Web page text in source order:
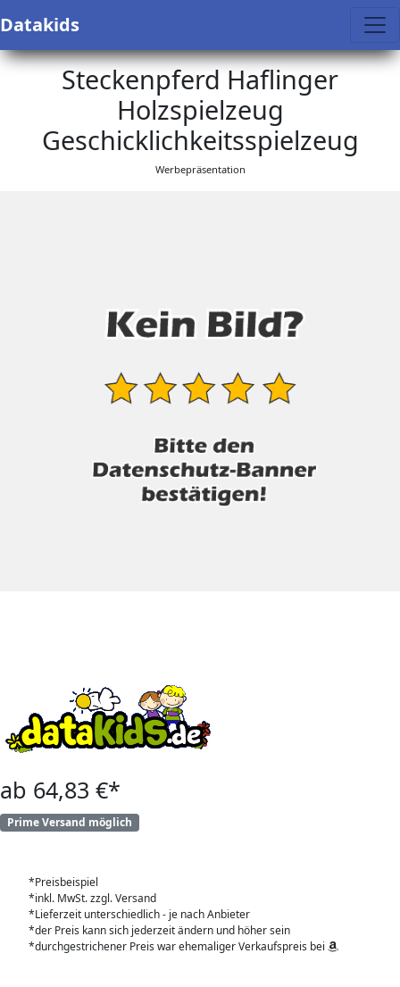
Datakids
Steckenpferd Haflinger
Holzspielzeug
Geschicklichkeitsspielzeug
Werbepräsentation
ab 64,83 €*
Prime Versand möglich
*Preisbeispiel
*inkl. MwSt. zzgl. Versand
*Lieferzeit unterschiedlich - je nach Anbieter
*der Preis kann sich jederzeit ändern und höher sein
*durchgestrichener Preis war ehemaliger Verkaufspreis bei